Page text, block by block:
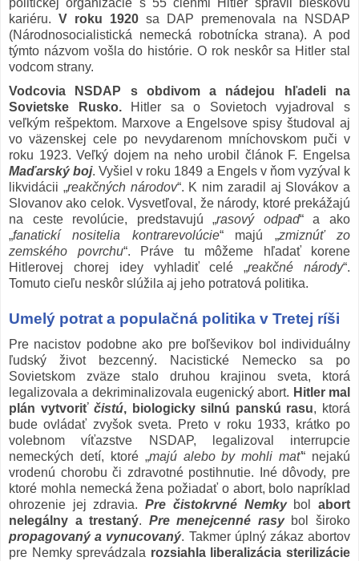
kariéru. V roku 1920 sa DAP premenovala na NSDAP
(Národnosocialistická nemecká robotnícka strana). A pod
týmto názvom vošla do histórie. O rok neskôr sa Hitler stal
vodcom strany.
Vodcovia NSDAP s obdivom a nádejou hľadeli na
Sovietske Rusko.Hitler sa o Sovietoch vyjadroval s
veľkým rešpektom. Marxove a Engelsove spisy študoval aj
vo väzenskej cele po nevydarenom mníchovskom puči v
roku 1923. Veľký dojem na neho urobil článok F. Engelsa
Maďarský boj. Vyšiel v roku 1849 a Engels v ňom vyzýval k
likvidácii „reakčných národov“. K nim zaradil aj Slovákov a
Slovanov ako celok. Vysvetľoval, že národy, ktoré prekážajú
na ceste revolúcie, predstavujú „rasový odpad“ a ako
„fanatickí nositelia kontrarevolúcie“ majú „zmiznúť zo
zemského povrchu“. Práve tu môžeme hľadať korene
Hitlerovej chorej idey vyhladiť celé „reakčné národy“.
Tomuto cieľu neskôr slúžila aj jeho potratová politika.
Umelý potrat a populačná politika v Tretej ríši
Pre nacistov podobne ako pre boľševikov bol individuálny
ľudský život bezcenný. Nacistické Nemecko sa po
Sovietskom zväze stalo druhou krajinou sveta, ktorá
legalizovala a dekriminalizovala eugenický abort. Hitler mal
plán vytvoriťčistú, biologicky silnú panskú rasu, ktorá
bude ovládať zvyšok sveta. Preto v roku 1933, krátko po
volebnom víťazstve NSDAP, legalizoval interrupcie
nemeckých detí, ktoré „majú alebo by mohli mať“ nejakú
vrodenú chorobu či zdravotné postihnutie. Iné dôvody, pre
ktoré mohla nemecká žena požiadať o abort, bolo napríklad
ohrozenie jej zdravia.Pre čistokrvné Nemkybolabort
nelegálny a trestaný. Pre menejcenné rasybol široko
propagovaný a vynucovaný. Takmer úplný zákaz abortov
pre Nemky sprevádzala rozsiahla liberalizácia sterilizácie